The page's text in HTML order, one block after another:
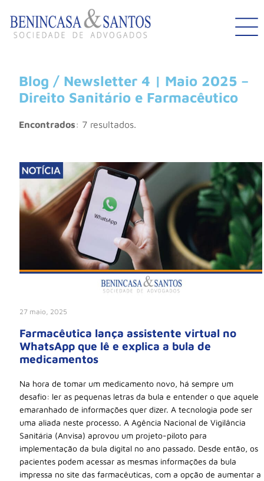
Blog / Newsletter 4 | Maio 2025 –
Direito Sanitário e Farmacêutico
Encontrados: 7 resultados.
27 maio, 2025
Farmacêutica lança assistente virtual no
WhatsApp que lê e explica a bula de
medicamentos
Na hora de tomar um medicamento novo, há sempre um
desafio: ler as pequenas letras da bula e entender o que aquele
emaranhado de informações quer dizer. A tecnologia pode ser
uma aliada neste processo. A Agência Nacional de Vigilância
Sanitária (Anvisa) aprovou um projeto-piloto para
implementação da bula digital no ano passado. Desde então, os
pacientes podem acessar as mesmas informações da bula
impressa no site das farmacêuticas, com a opção de aumentar a